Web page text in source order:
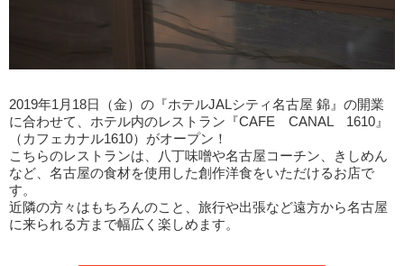
2019年1月18日（金）の『ホテルJALシティ名古屋 錦』の開業
に合わせて、ホテル内のレストラン『CAFE CANAL 1610』
（カフェカナル1610）がオープン！
こちらのレストランは、八丁味噌や名古屋コーチン、きしめん
など、名古屋の食材を使用した創作洋食をいただけるお店で
す。
近隣の方々はもちろんのこと、旅行や出張など遠方から名古屋
に来られる方まで幅広く楽しめます。